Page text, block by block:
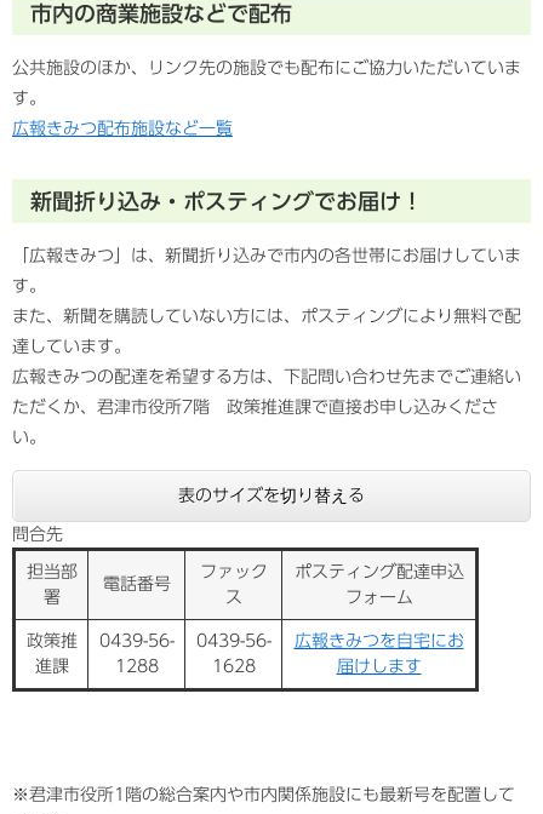
市内の商業施設などで配布
公共施設のほか、リンク先の施設でも配布にご協力いただいていま
す。
広報きみつ配布施設など一覧
新聞折り込み・ポスティングでお届け！
「広報きみつ」は、新聞折り込みで市内の各世帯にお届けしていま
す。
また、新聞を購読していない方には、ポスティングにより無料で配
達しています。
広報きみつの配達を希望する方は、下記問い合わせ先までご連絡い
ただくか、君津市役所7階 政策推進課で直接お申し込みくださ
い。
表のサイズを切り替える
問合先
担当部
署
電話番号
ファック
ス
ポスティング配達申込
フォーム
政策推
進課
0439-56-
1288
0439-56-
1628
広報きみつを自宅にお
届けします
※君津市役所1階の総合案内や市内関係施設にも最新号を配置して